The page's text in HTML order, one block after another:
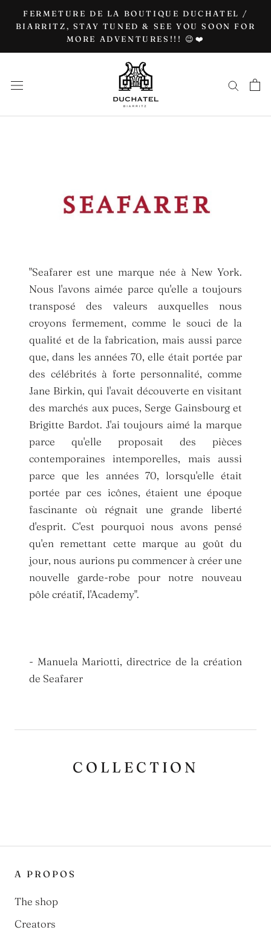
FERMETURE DE LA BOUTIQUE DUCHATEL /
BIARRITZ, STAY TUNED & SEE YOU SOON FOR
MORE ADVENTURES!!! 😉❤️
"Seafarer est une marque née à New York.
Nous l'avons aimée parce qu'elle a toujours
transposé des valeurs auxquelles nous
croyons fermement, comme le souci de la
qualité et de la fabrication, mais aussi parce
que, dans les années 70, elle était portée par
des célébrités à forte personnalité, comme
Jane Birkin, qui l'avait découverte en visitant
des marchés aux puces, Serge Gainsbourg et
Brigitte Bardot. J'ai toujours aimé la marque
parce qu'elle proposait des pièces
contemporaines intemporelles, mais aussi
parce que les années 70, lorsqu'elle était
portée par ces icônes, étaient une époque
fascinante où régnait une grande liberté
d'esprit. C'est pourquoi nous avons pensé
qu'en remettant cette marque au goût du
jour, nous aurions pu commencer à créer une
nouvelle garde-robe pour notre nouveau
pôle créatif, l'Academy".
- Manuela Mariotti, directrice de la création
de Seafarer
COLLECTION
A PROPOS
The shop
Creators